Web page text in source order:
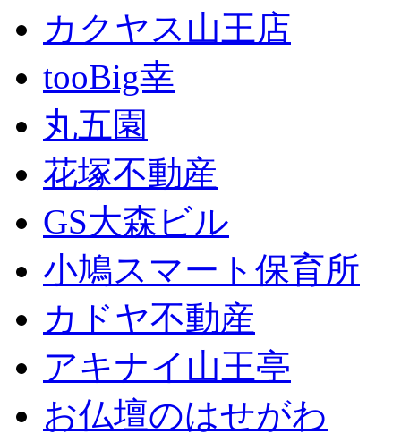
カクヤス山王店
tooBig幸
丸五園
花塚不動産
GS大森ビル
小鳩スマート保育所
カドヤ不動産
アキナイ山王亭
お仏壇のはせがわ